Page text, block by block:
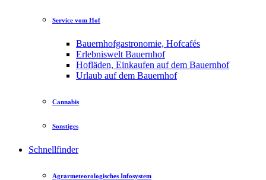
Service vom Hof
Bauernhofgastronomie, Hofcafés
Erlebniswelt Bauernhof
Hofläden, Einkaufen auf dem Bauernhof
Urlaub auf dem Bauernhof
Cannabis
Sonstiges
Schnellfinder
Agrarmeteorologisches Infosystem